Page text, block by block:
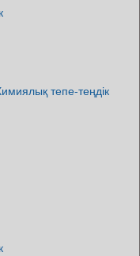
тепе-теңдік